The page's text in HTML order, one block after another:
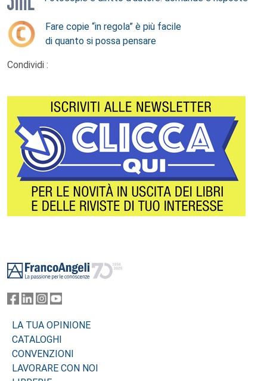
Fare copie “in regola” è più facile
di quanto si possa pensare
Condividi :
LA TUA OPINIONE
CATALOGHI
CONVENZIONI
LAVORARE CON NOI